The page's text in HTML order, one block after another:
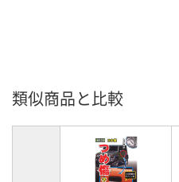
類似商品と比較